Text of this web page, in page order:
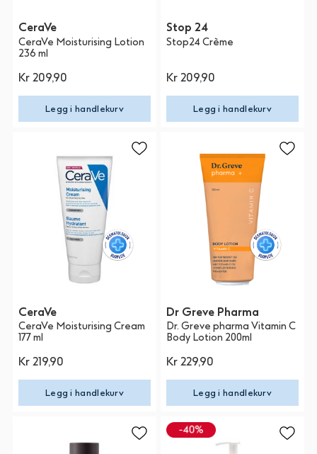
CeraVe
CeraVe Moisturising Lotion
236 ml
Kr 209,90
Legg i handlekurv
Stop 24
Stop24 Crème
Kr 209,90
Legg i handlekurv
CeraVe
CeraVe Moisturising Cream
177 ml
Kr 219,90
Legg i handlekurv
Dr Greve Pharma
Dr. Greve pharma Vitamin C
Body Lotion 200ml
Kr 229,90
Legg i handlekurv